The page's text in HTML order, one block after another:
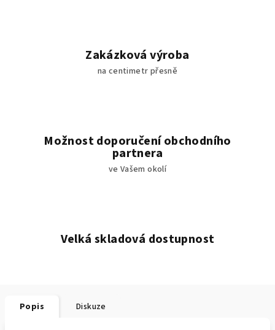
Zakázková výroba
na centimetr přesně
Možnost doporučení obchodního
partnera
ve Vašem okolí
Velká skladová dostupnost
Popis Diskuze